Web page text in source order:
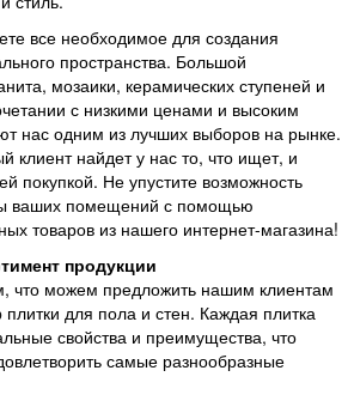
все необходимое для создания
пространства. Большой
мозаики, керамических ступеней и
с низкими ценами и высоким
нас одним из лучших выборов на рынке.
клиент найдет у нас то, что ищет, и
покупкой. Не упустите возможность
ваших помещений с помощью
товаров из нашего интернет-магазина!
продукции
что можем предложить нашим клиентам
для пола и стен. Каждая плитка
свойства и преимущества, что
самые разнообразные